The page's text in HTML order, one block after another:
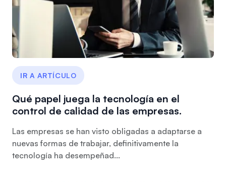
IR A ARTÍCULO
Qué papel juega la tecnología en el
control de calidad de las empresas.
Las empresas se han visto obligadas a adaptarse a
nuevas formas de trabajar, definitivamente la
tecnología ha desempeñad...